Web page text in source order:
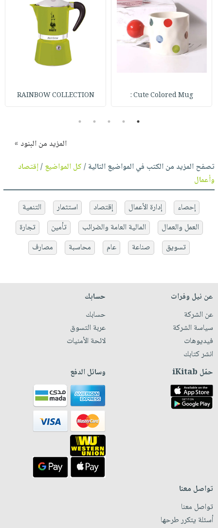
Cute Colored Mug :
RAINBOW COLLECTION
1
2
3
4
5
المزيد من البنود »
تصفح المزيد من الكتب في المواضيع التالية /كل المواضيع/إقتصاد
وأعمال
إحصاء إدارة الأعمال إقتصاد استثمار
التنمية
العمل والعمال
المالية العامة والضرائب تأمين
تجارة
تسويق
صناعة عام محاسبة مصارف
عن نيل وفرات
عن الشركة
سياسة الشركة
فيديوهات
انشر كتابك
حسابك
حسابك
عربة التسوق
لائحة الأمنيات
حمّل iKitab وسائل الدفع
تواصل معنا
تواصل معنا
أسئلة يتكرر طرحها